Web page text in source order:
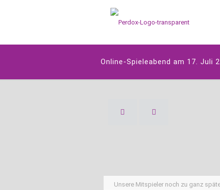
Online-Spieleabend am 17. Juli
Unsere Mitspieler noch zu ganz